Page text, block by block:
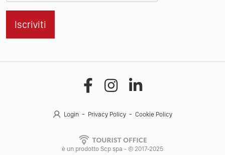
Iscriviti
Login Privacy Policy Cookie Policy
è un prodotto Scp spa - © 2017-2025